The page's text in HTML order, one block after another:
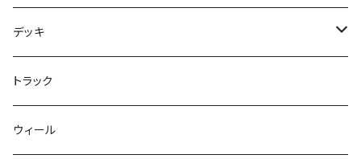
Tシャツ
パンツ
キャップ
NIKE SB ORANGE LABEL/ISO
NIKE SB ISHOD2
NIKE SB PS8
HI5のパーツセット
エントリーモデルコンプリート
7.7インチ
デッキ
7インチ
7.2インチ
トラック
ウィール